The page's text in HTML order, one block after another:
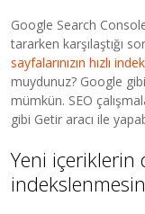
Google Search Console
tararken karşılaştığı
sayfalarınızın hızlı
muydunuz? Google
mümkün. SEO
gibi Getir aracı ile
Yeni içeriklerin